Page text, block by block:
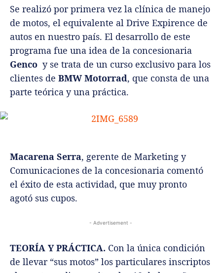
Se realizó por primera vez la clínica de manejo
de motos, el equivalente al Drive Expirence de
autos en nuestro país. El desarrollo de este
programa fue una idea de la concesionaria
Genco y se trata de un curso exclusivo para los
clientes de BMW Motorrad, que consta de una
parte teórica y una práctica.
Macarena Serra, gerente de Marketing y
Comunicaciones de la concesionaria comentó
el éxito de esta actividad, que muy pronto
agotó sus cupos.
- Advertisement -
TEORÍA Y PRÁCTICA. Con la única condición
de llevar “sus motos” los particulares inscriptos